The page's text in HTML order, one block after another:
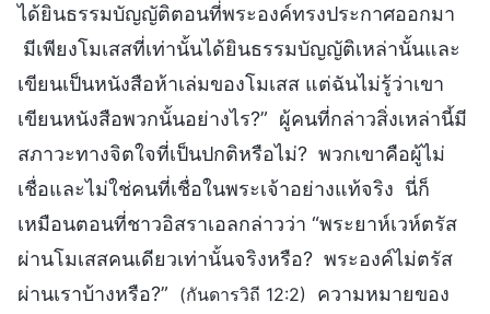
ได้ยินธรรมบัญญัติตอนที่พระองค์ทรงประกาศออกมา
มีเพียงโมเสสที่เท่านั้นได้ยินธรรมบัญญัติเหล่านั้นและ
เขียนเป็นหนังสือห้าเล่มของโมเสส แต่ฉันไม่รู้ว่าเขา
เขียนหนังสือพวกนั้นอย่างไร?” ผู้คนที่กล่าวสิ่งเหล่านี้มี
สภาวะทางจิตใจที่เป็นปกติหรือไม่? พวกเขาคือผู้ไม่
เชื่อและไม่ใช่คนที่เชื่อในพระเจ้าอย่างแท้จริง นี่ก็
เหมือนตอนที่ชาวอิสราเอลกล่าวว่า “พระยาห์เวห์ตรัส
ผ่านโมเสสคนเดียวเท่านั้นจริงหรือ? พระองค์ไม่ตรัส
ผ่านเราบ้างหรือ?” (กันดารวิถี 12:2)
ความหมายของ